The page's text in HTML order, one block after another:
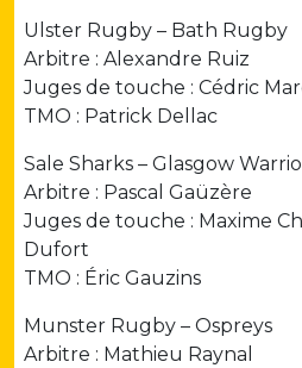
Ulster Rugby – Bath Rugby
Arbitre : Alexandre Ruiz
Juges de touche : Cédric
TMO : Patrick Dellac
Sale Sharks – Glasgow
Arbitre : Pascal Gaüzère
Juges de touche : Maxime
Dufort
TMO : Éric Gauzins
Munster Rugby – Ospreys
Arbitre : Mathieu Raynal